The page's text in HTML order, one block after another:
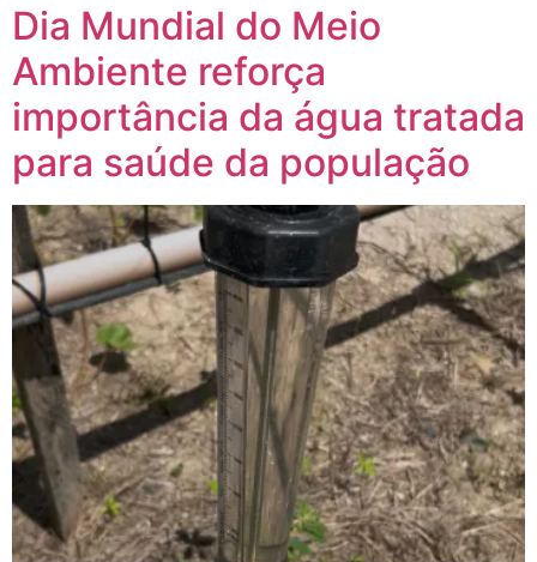
Dia Mundial do Meio
Ambiente reforça
importância da água tratada
para saúde da população